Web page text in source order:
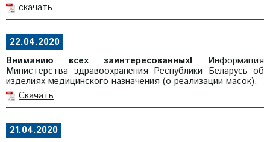
скачать
22.04.2020
Вниманию всех заинтересованных! Информация
Министерства здравоохранения Республики Беларусь об
изделиях медицинского назначения (о реализации масок).
Скачать
21.04.2020